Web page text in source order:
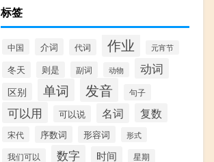
标签
中国 介词 代词 作业 元宵节
冬天 则是 副词 动物 动词
区别 单词 发音 句子
可以用 可以说 名词 复数
宋代 序数词 形容词 形式
我们可以 数字 时间 星期